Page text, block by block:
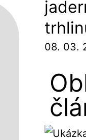
08. 03.